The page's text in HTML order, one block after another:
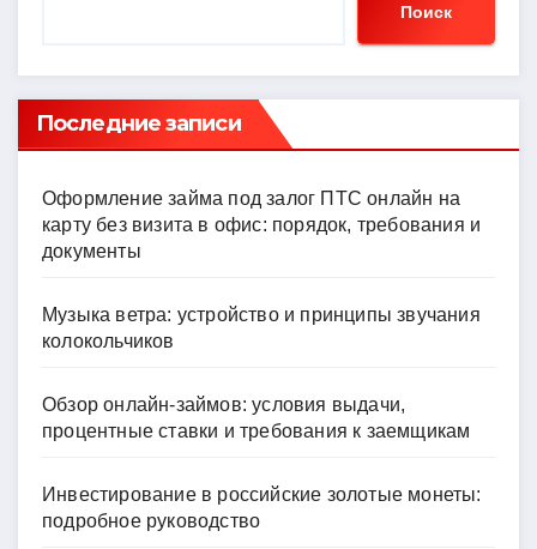
ni
ki
ть
Поиск
Последние записи
Оформление займа под залог ПТС онлайн на
карту без визита в офис: порядок, требования и
документы
Музыка ветра: устройство и принципы звучания
колокольчиков
Обзор онлайн-займов: условия выдачи,
процентные ставки и требования к заемщикам
Инвестирование в российские золотые монеты:
подробное руководство